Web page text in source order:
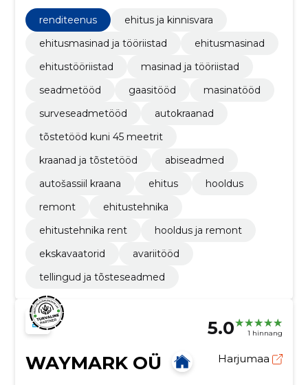
huvitatud korrektsete montaažitööde teostamisest,
mis on kooskõlas kõigi ohutusnõuetega
renditeenus
ehitus ja kinnisvara
ehitusmasinad ja tööriistad
ehitusmasinad
ehitustööriistad
masinad ja tööriistad
seadmetööd
gaasitööd
masinatööd
surveseadmetööd
autokraanad
tõstetööd kuni 45 meetrit
kraanad ja tõstetööd
abiseadmed
autošassiil kraana
ehitus
hooldus
remont
ehitustehnika
ehitustehnika rent
hooldus ja remont
ekskavaatorid
avariitööd
tellingud ja tõsteseadmed
5.0 1 hinnang
WAYMARK OÜ Harjumaa